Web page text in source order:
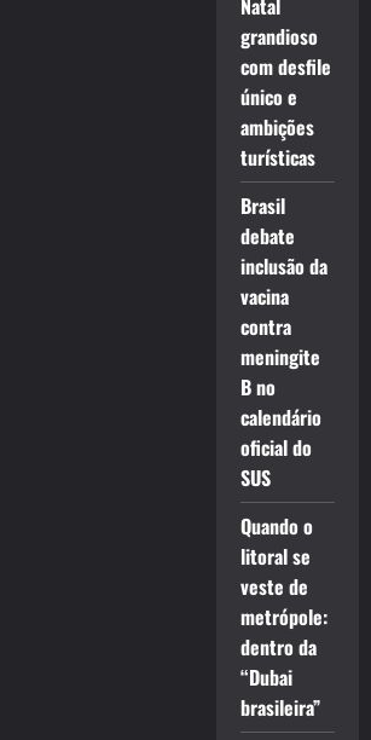
Natal
grandioso
com desfile
único e
ambições
turísticas
Brasil
debate
inclusão da
vacina
contra
meningite
B no
calendário
oficial do
SUS
Quando o
litoral se
veste de
metrópole:
dentro da
“Dubai
brasileira”